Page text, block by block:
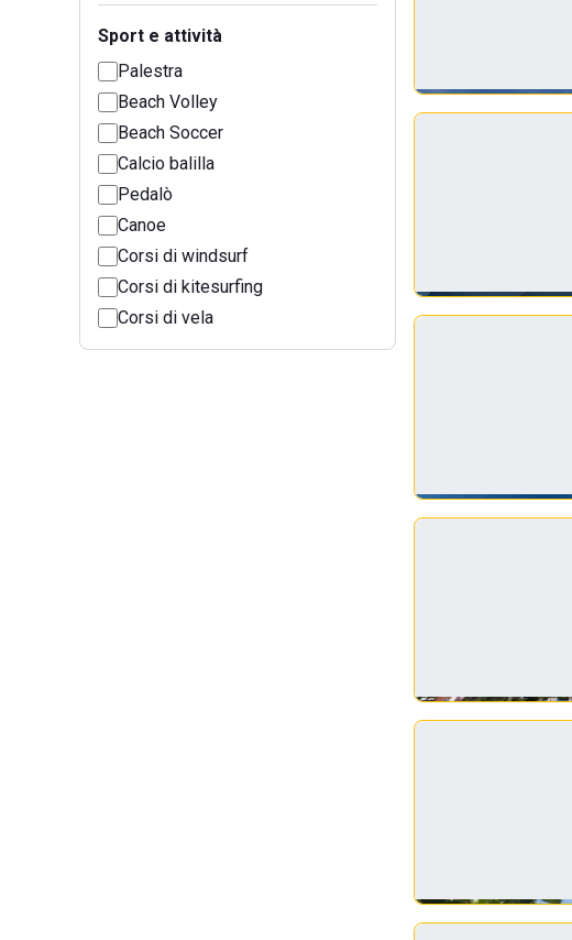
Sport e attività
Palestra
Beach Volley
Beach Soccer
Calcio balilla
Pedalò
Canoe
Corsi di windsurf
Corsi di kitesurfing
Corsi di vela